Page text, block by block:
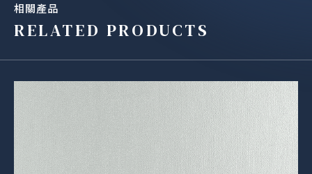
相關產品
RELATED PRODUCTS